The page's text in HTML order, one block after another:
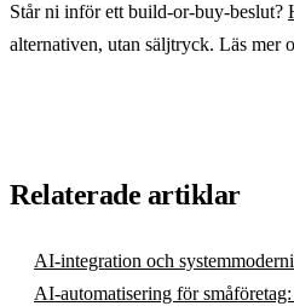
Står ni inför ett build-or-buy-beslut?
alternativen, utan säljtryck. Läs mer
Relaterade artiklar
AI-integration och
AI-automatisering för